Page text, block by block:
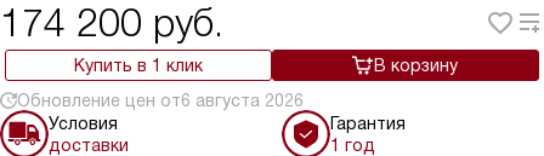
174 200 руб.
Купить в 1 клик
В корзину
Обновление цен от6 августа 2026
Условия
доставки
Гарантия
1 год